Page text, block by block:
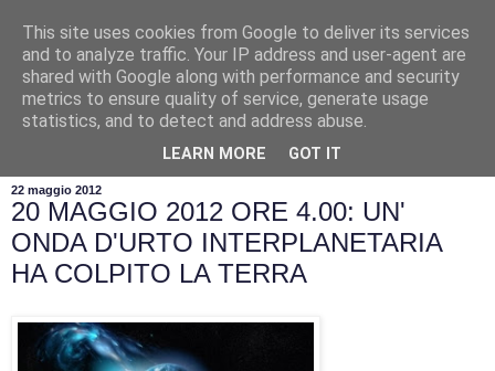
22 maggio 2012
20 MAGGIO 2012 ORE 4.00: UN'
ONDA D'URTO INTERPLANETARIA
HA COLPITO LA TERRA
This site uses cookies from Google to deliver its services
and to analyze traffic. Your IP address and user-agent are
shared with Google along with performance and security
metrics to ensure quality of service, generate usage
statistics, and to detect and address abuse.
LEARN MORE GOT IT